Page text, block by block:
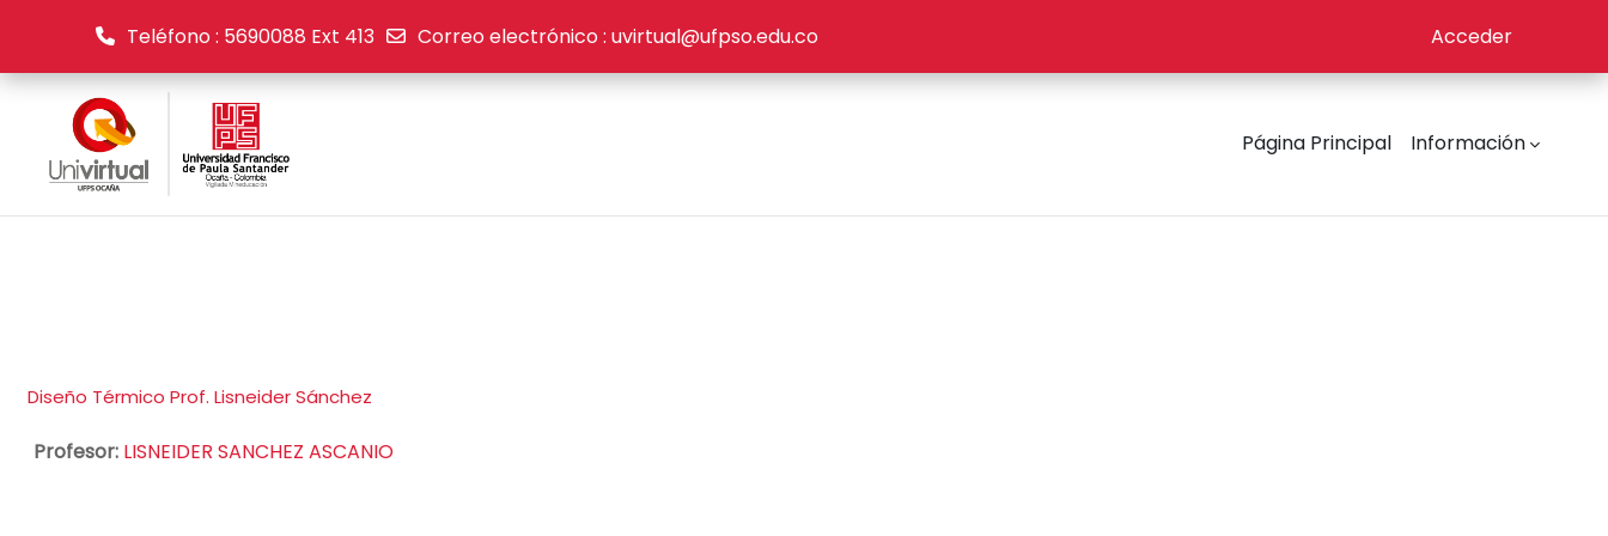
Saltar al contenido principal
Teléfono : 5690088 Ext 413 Correo electrónico : uvirtual@ufpso.edu.co Acceder
Página Principal Información
Diseño Térmico Prof. Lisneider Sánchez
Profesor: LISNEIDER SANCHEZ ASCANIO